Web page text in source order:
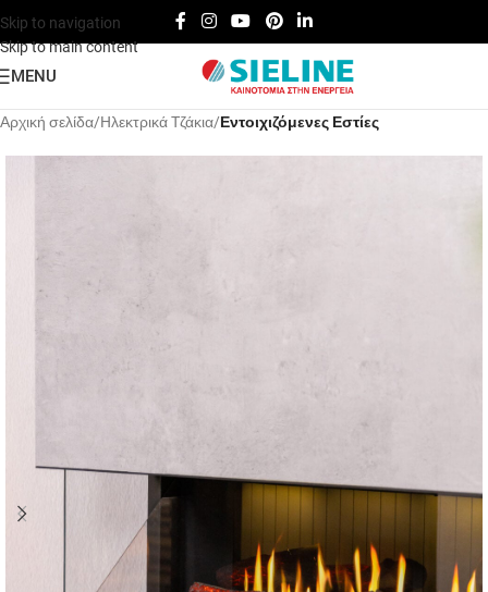
Skip to navigation
Skip to main content
MENU
Αρχική σελίδα Hλεκτρικά Tζάκια Εντοιχιζόμενες Εστίες